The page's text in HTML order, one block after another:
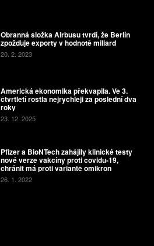
Obranná složka Airbusu tvrdí, že Berlín
zpožďuje exporty v hodnotě miliard
20. 2. 2023
Americká ekonomika překvapila. Ve 3.
čtvrtletí rostla nejrychleji za poslední dva
roky
23. 12. 2025
Pfizer a BioNTech zahájily klinické testy
nové verze vakcíny proti covidu-19,
chránit má proti variantě omikron
26. 1. 2022